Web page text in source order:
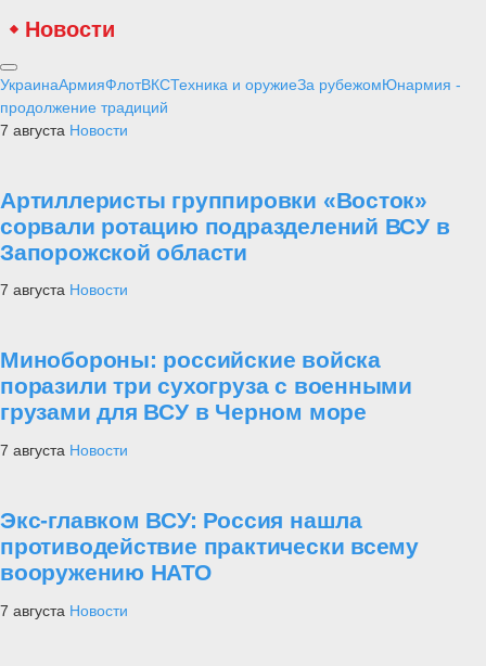
Новости
УкраинаАрмияФлотВКСТехника и оружиеЗа рубежомЮнармия -
продолжение традиций
7 августа Новости
Артиллеристы группировки «Восток»
сорвали ротацию подразделений ВСУ в
Запорожской области
7 августа Новости
Минобороны: российские войска
поразили три сухогруза с военными
грузами для ВСУ в Черном море
7 августа Новости
Экс-главком ВСУ: Россия нашла
противодействие практически всему
вооружению НАТО
7 августа Новости